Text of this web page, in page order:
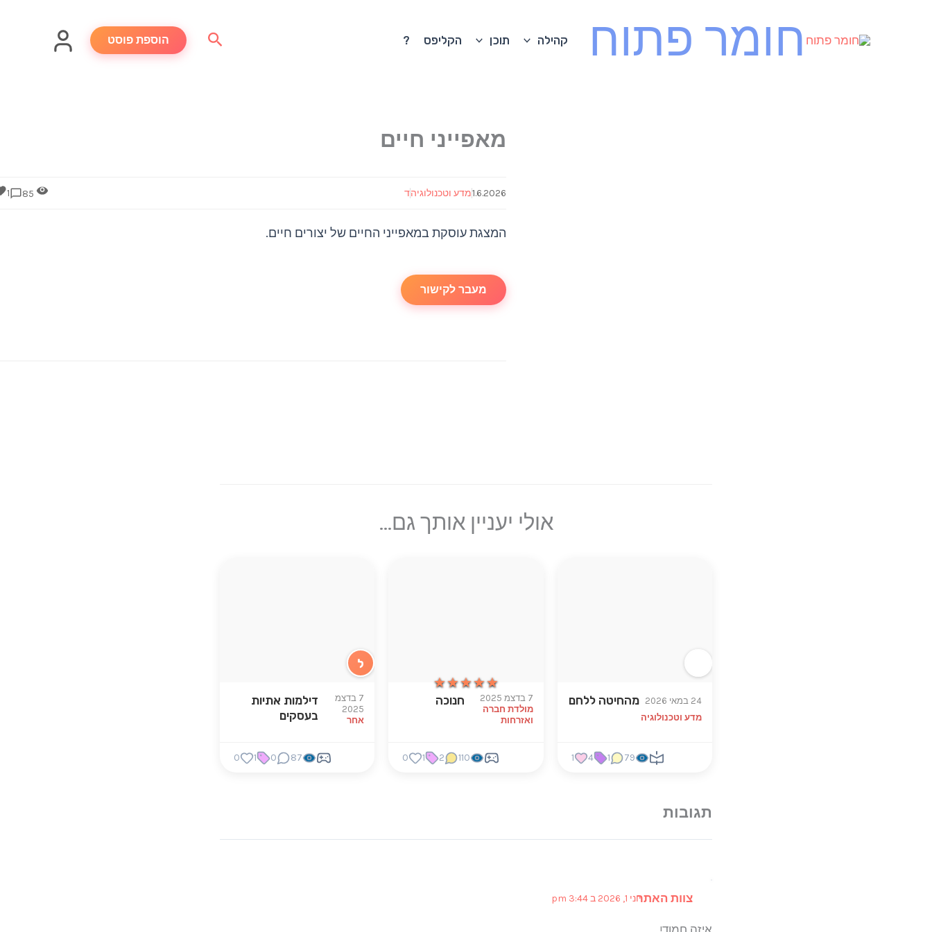
חומר פתוח קהילה תוכן הקליפס ? חיפוש הוספת פוסט
מאפייני חיים
1.6.2026מדע וטכנולוגיהד 1
המצגת עוסקת במאפייני החיים של יצורים חיים.
מעבר לקישור
אולי יעניין אותך גם...
24 במאי 2026
מדע וטכנולוגיה
מהחיטה ללחם
79
1
4
1
★★★★★
★★★★★
7 בדצמ 2025
מולדת חברה
ואזרחות
חנוכה
110
2
1
0
ל
7 בדצמ
2025
אחר
דילמות אתיות
בעסקים
87
0
1
0
צוות האתריוני 1, 2026 ב 3:44 pm
איזה חמוד!